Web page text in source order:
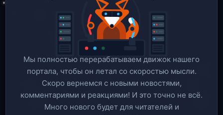
Мы полностью перерабатываем движок нашего
портала, чтобы он летал со скоростью мысли.
Скоро вернемся c новыми новостями,
комментариями и реакциями! И это точно не всё.
Много нового будет для читателей и